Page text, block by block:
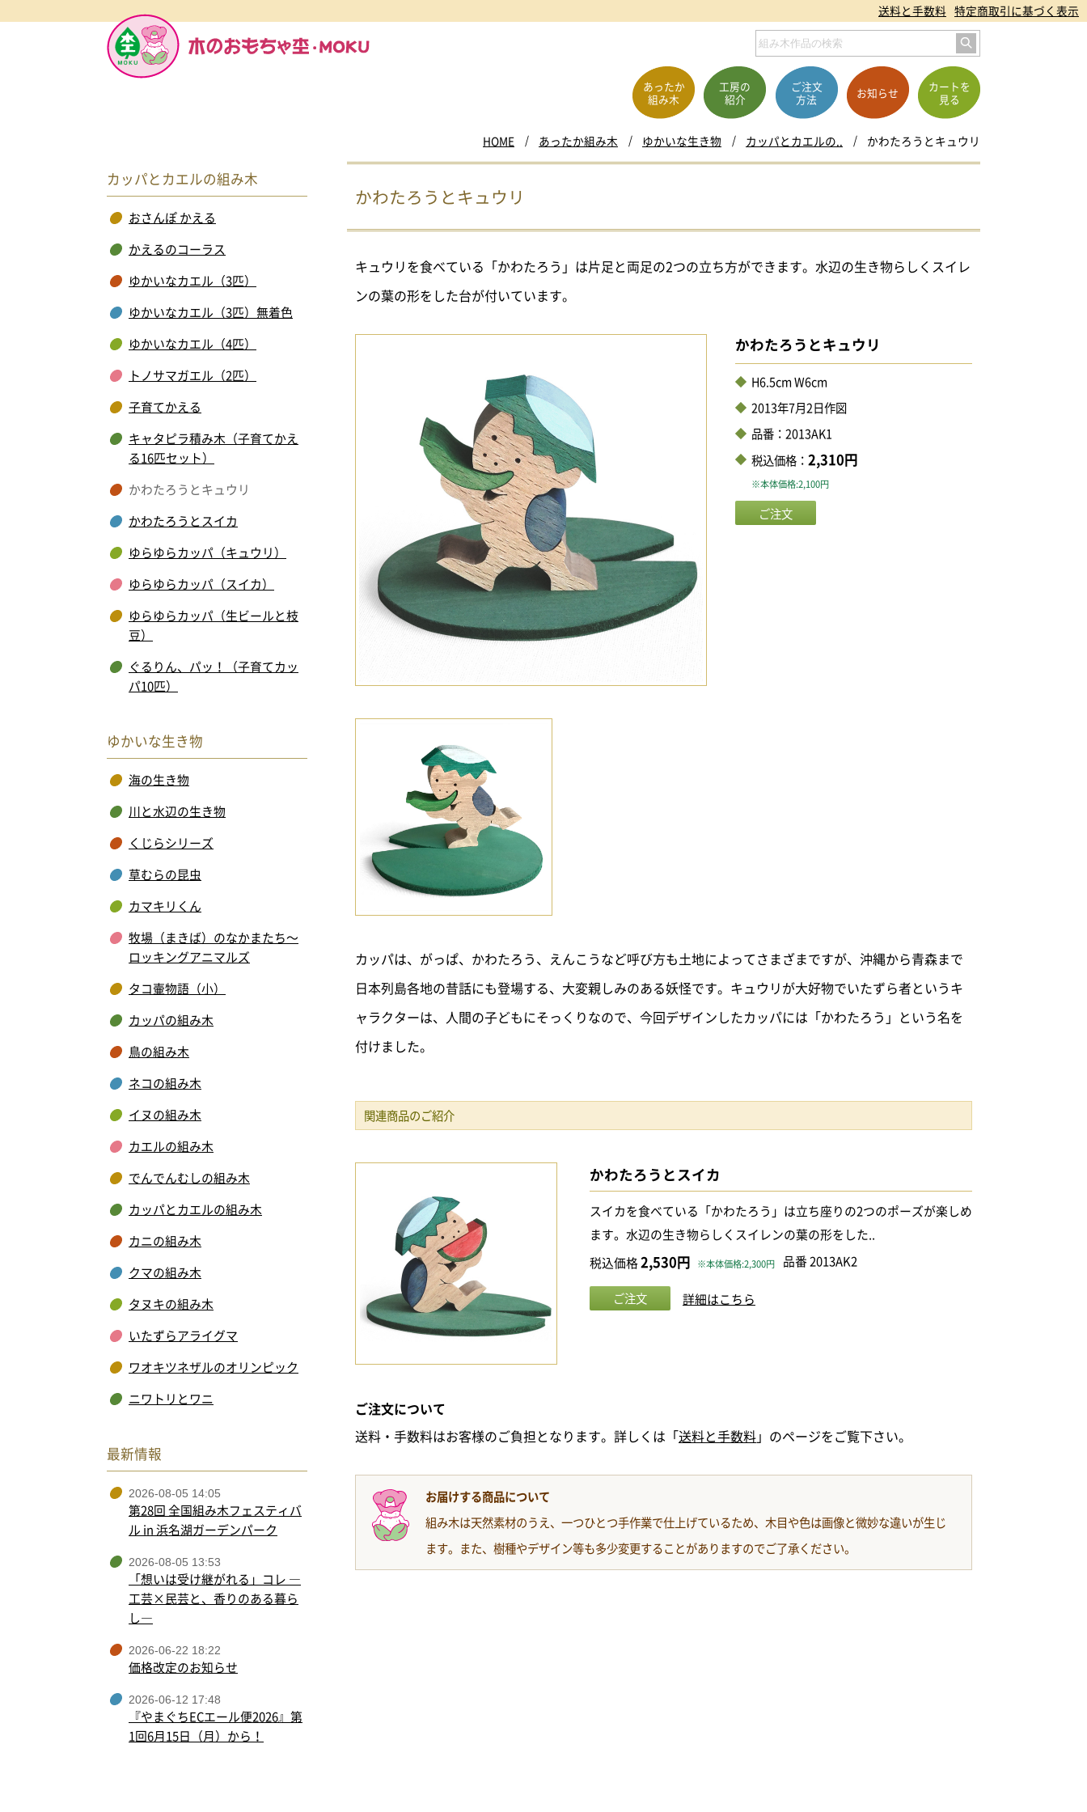
送料と手数料 特定商取引に基づく表示
あったか
組み木
工房の
紹介
ご注文
方法
お知らせ
カートを
見る
HOME あったか組み木 ゆかいな生き物 カッパとカエルの.. かわたろうとキュウリ
かわたろうとキュウリ
キュウリを食べている「かわたろう」は片足と両足の2つの立ち方ができます。水辺の生き物らしくスイレ
ンの葉の形をした台が付いています。
かわたろうとキュウリ
H6.5cm W6cm
2013年7月2日作図
品番：2013AK1
税込価格： 2,310円
※本体価格:2,100円
カッパは、がっぱ、かわたろう、えんこうなど呼び方も土地によってさまざまですが、沖縄から青森まで
日本列島各地の昔話にも登場する、大変親しみのある妖怪です。キュウリが大好物でいたずら者というキ
ャラクターは、人間の子どもにそっくりなので、今回デザインしたカッパには「かわたろう」という名を
付けました。
関連商品のご紹介
かわたろうとスイカ
スイカを食べている「かわたろう」は立ち座りの2つのポーズが楽しめ
ます。水辺の生き物らしくスイレンの葉の形をした..
税込価格2,530円 ※本体価格:2,300円 品番 2013AK2
詳細はこちら
ご注文について
送料・手数料はお客様のご負担となります。詳しくは「送料と手数料」のページをご覧下さい。
お届けする商品について
組み木は天然素材のうえ、一つひとつ手作業で仕上げているため、木目や色は画像と微妙な違いが生じ
ます。また、樹種やデザイン等も多少変更することがありますのでご了承ください。
カッパとカエルの組み木
おさんぽ かえる
かえるのコーラス
ゆかいなカエル（3匹）
ゆかいなカエル（3匹）無着色
ゆかいなカエル（4匹）
トノサマガエル（2匹）
子育てかえる
キャタピラ積み木（子育てかえ
る16匹セット）
かわたろうとキュウリ
かわたろうとスイカ
ゆらゆらカッパ（キュウリ）
ゆらゆらカッパ（スイカ）
ゆらゆらカッパ（生ビールと枝
豆）
ぐるりん、パッ！（子育てカッ
パ10匹）
ゆかいな生き物
海の生き物
川と水辺の生き物
くじらシリーズ
草むらの昆虫
カマキリくん
牧場（まきば）のなかまたち～
ロッキングアニマルズ
タコ壷物語（小）
カッパの組み木
鳥の組み木
ネコの組み木
イヌの組み木
カエルの組み木
でんでんむしの組み木
カッパとカエルの組み木
カニの組み木
クマの組み木
タヌキの組み木
いたずらアライグマ
ワオキツネザルのオリンピック
ニワトリとワニ
最新情報
2026-08-05 14:05
第28回 全国組み木フェスティバ
ル in 浜名湖ガーデンパーク
2026-08-05 13:53
「想いは受け継がれる」コレ ―
工芸×民芸と、香りのある暮ら
し―
2026-06-22 18:22
価格改定のお知らせ
2026-06-12 17:48
『やまぐちECエール便2026』第
1回6月15日（月）から！